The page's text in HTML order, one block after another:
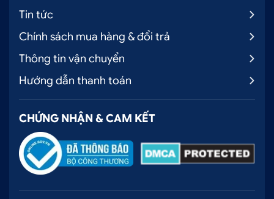
Tin tức
Chính sách mua hàng & đổi trả
Thông tin vận chuyển
Hướng dẫn thanh toán
CHỨNG NHẬN & CAM KẾT